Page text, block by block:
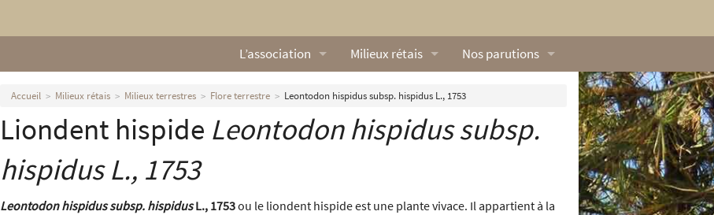
L’association
Qui sommes nous ?
Nos missions
Milieux rétais
Lexique
Galerie rétaise
Nos parutions
Dossiers
L’Œillet des dunes
Vidéos naturalistes de Ré Nature
Accueil Milieux rétais Milieux terrestres Flore terrestre Leontodon hispidus subsp. hispidus L., 1753
Liondent hispide Leontodon hispidussubsp.
hispidusL., 1753
Leontodon hispidus subsp. hispidusL., 1753ou le liondent hispide est une plante vivace. Il appartient à la